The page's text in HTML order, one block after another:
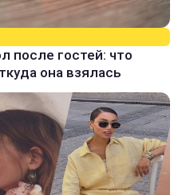
после гостей: что
она взялась